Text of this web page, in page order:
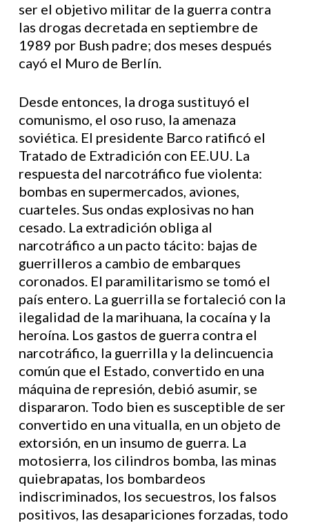
ser el objetivo militar de la guerra contra
las drogas decretada en septiembre de
1989 por Bush padre; dos meses después
cayó el Muro de Berlín.
Desde entonces, la droga sustituyó el
comunismo, el oso ruso, la amenaza
soviética. El presidente Barco ratificó el
Tratado de Extradición con EE.UU. La
respuesta del narcotráfico fue violenta:
bombas en supermercados, aviones,
cuarteles. Sus ondas explosivas no han
cesado. La extradición obliga al
narcotráfico a un pacto tácito: bajas de
guerrilleros a cambio de embarques
coronados. El paramilitarismo se tomó el
país entero. La guerrilla se fortaleció con la
ilegalidad de la marihuana, la cocaína y la
heroína. Los gastos de guerra contra el
narcotráfico, la guerrilla y la delincuencia
común que el Estado, convertido en una
máquina de represión, debió asumir, se
dispararon. Todo bien es susceptible de ser
convertido en una vitualla, en un objeto de
extorsión, en un insumo de guerra. La
motosierra, los cilindros bomba, las minas
quiebrapatas, los bombardeos
indiscriminados, los secuestros, los falsos
positivos, las desapariciones forzadas, todo